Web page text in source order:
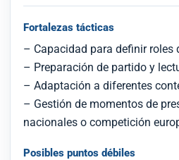
Fortalezas tácticas
– Capacidad para definir roles
– Preparación de partido y
– Adaptación a diferentes
– Gestión de momentos de
nacionales o competición
Posibles puntos débiles